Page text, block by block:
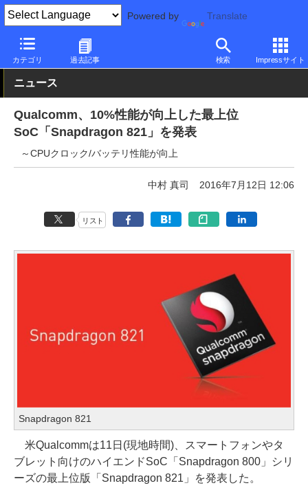
Powered by Translate
カテゴリ 過去記事 検索 Impressサイト
PC Watch 半導体/周辺機器 Qualcomm
ニュース
Qualcomm、10%性能が向上した最上位
SoC「Snapdragon 821」を発表
～CPUクロック/バッテリ性能が向上
中村 真司 2016年7月12日 12:06
リスト
Snapdragon 821
米Qualcommは11日(現地時間)、スマートフォンやタ
ブレット向けのハイエンドSoC「Snapdragon 800」シリ
ーズの最上位版「Snapdragon 821」を発表した。